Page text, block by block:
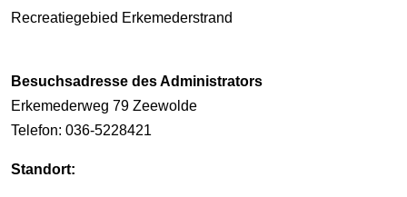
Recreatiegebied Erkemederstrand
Besuchsadresse des Administrators
Erkemederweg 79 Zeewolde
Telefon: 036-5228421
Standort: